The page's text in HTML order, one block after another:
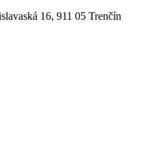
16, 911 05 Trenčín